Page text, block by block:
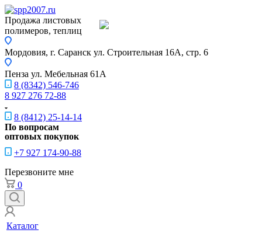
Продажа листовых
полимеров, теплиц
Мордовия, г. Саранск ул. Строительная 16A, стр. 6
Пенза ул. Мебельная 61А
8 (8342) 546-746
8 927 276 72-88
8 (8412) 25-14-14
По вопросам
оптовых покупок
+7 927 174-90-88
Перезвоните мне
0
Каталог